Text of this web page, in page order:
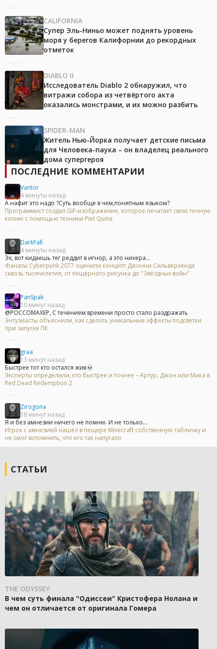
CALIFORNIA
Супер Эль-Ниньо может поднять уровень
моря у берегов Калифорнии до рекордных
отметок
DIABLO II
Исследователь Diablo 2 обнаружил, что
витражи собора из четвёртого акта
оказались монстрами, и их можно разбить
SPIDER-MAN
Житель Нью-Йорка получает детские письма
для Человека-паука – он владелец реального
дома супергероя
ПОСЛЕДНИЕ КОММЕНТАРИИ
Vantor
4 минуты назад
А нафиг это надо ?Суть вообще в чем,понятным языком?
Программист создал GIF-изображение, которое печатает свою точную
копию с помощью техники Piet Quine
DarkFall
4 минуты назад
Эх, вот кидаешь тег реддит в игнор, а это нихера...
Фанаты Cyberpunk 2077 оценили концепт Джонни Сильверхенда
сквозь тысячелетия, от пещерного рисунка до "Звёздных войн"
PanSpak
10 минут назад
@POCCOMAXEP, С течением времени просто стало раздражать
Энтузиасты объяснили, как сделать уникальные эффекты подсветки
при запуске ПК
graa
13 минут назад
Быстрее тот кто остался жив💀
Эксперты определили, кто быстрее и точнее – Артур, Джон или Мика в
Red Dead Redemption 2
Zirogona
18 минут назад
Я и без амнезии ничего не помню. И не только...
Игрок с амнезией нашёл в пещере Minecraft собственную табличку и
не смог вспомнить, что его так напугало
СТАТЬИ
THE ODYSSEY
В чем суть финала "Одиссеи" Кристофера Нолана и
чем он отличается от оригинала Гомера